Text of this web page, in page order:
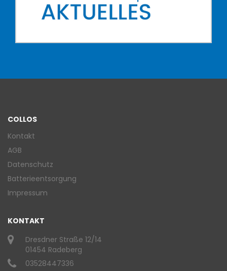
COLLOS
Kontakt
AGB
Datenschutz
Batterieentsorgung
Impressum
KONTAKT
Dresdner Straße 12/14
01454 Radeberg
03528447336